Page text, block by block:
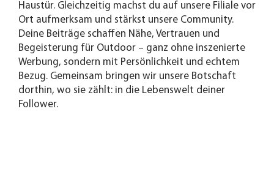
Haustür. Gleichzeitig machst du auf unsere Filiale vor
Ort aufmerksam und stärkst unsere Community.
Deine Beiträge schaffen Nähe, Vertrauen und
Begeisterung für Outdoor – ganz ohne inszenierte
Werbung, sondern mit Persönlichkeit und echtem
Bezug. Gemeinsam bringen wir unsere Botschaft
dorthin, wo sie zählt: in die Lebenswelt deiner
Follower.